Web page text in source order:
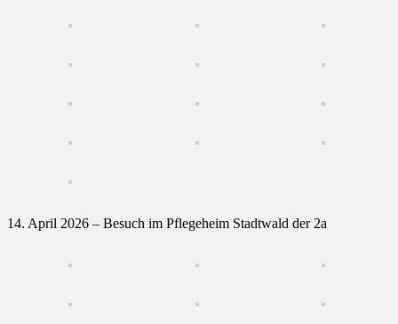
14. April 2026 – Besuch im Pflegeheim Stadtwald der 2a